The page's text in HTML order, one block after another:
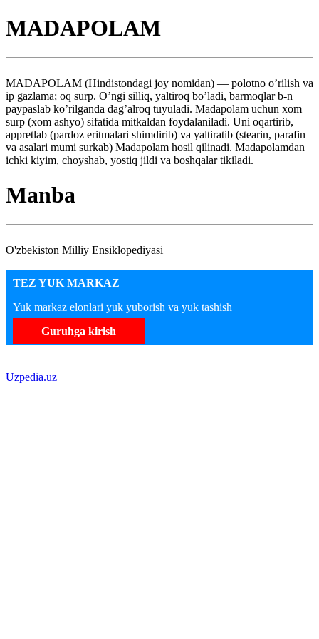
MADAPOLAM
MADAPOLAM (Hindistondagi joy nomidan) — polotno o’rilish va
ip gazlama; oq surp. O’ngi silliq, yaltiroq bo’ladi, barmoqlar b-n
paypaslab ko’rilganda dag’alroq tuyuladi. Madapolam uchun xom
surp (xom ashyo) sifatida mitkaldan foydalaniladi. Uni oqartirib,
appretlab (pardoz eritmalari shimdirib) va yaltiratib (stearin, parafin
va asalari mumi surkab) Madapolam hosil qilinadi. Madapolamdan
ichki kiyim, choyshab, yostiq jildi va boshqalar tikiladi.
Manba
O'zbekiston Milliy Ensiklopediyasi
TEZ YUK MARKAZ
Yuk markaz elonlari yuk yuborish va yuk tashish
Guruhga kirish
Uzpedia.uz